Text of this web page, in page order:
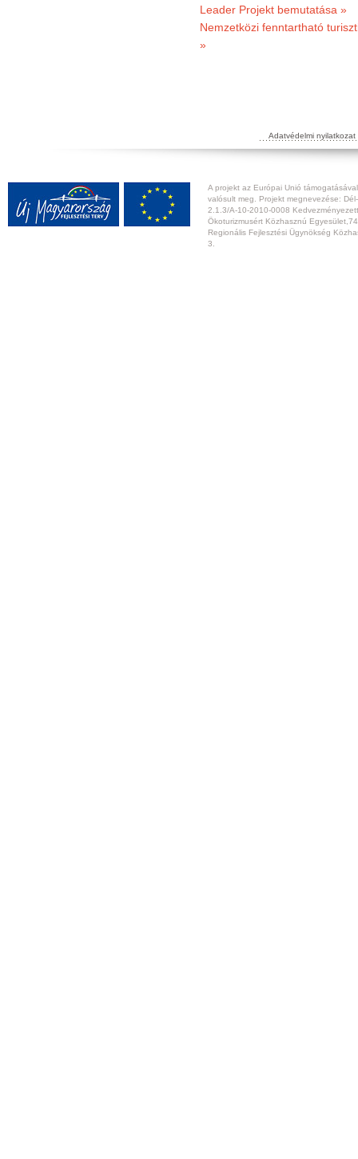
Leader Projekt bemutatása »
Nemzetközi fenntartható
»
Adatvédelmi nyilatkozat
A projekt az Európai Unió
valósult meg. Projekt megnevezése:
2.1.3/A-10-2010-0008
Ökoturizmusért Közhasznú
Regionális Fejlesztési Ügynökség
3.